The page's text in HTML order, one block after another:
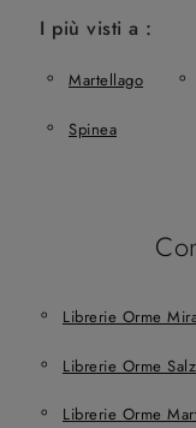
I più visti a :
Martellago
Spinea
Librerie Orme
Librerie Orme
Librerie Orme